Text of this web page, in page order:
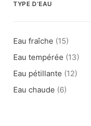
TYPE D’EAU
Eau fraîche (15)
Eau tempérée (13)
Eau pétillante (12)
Eau chaude (6)